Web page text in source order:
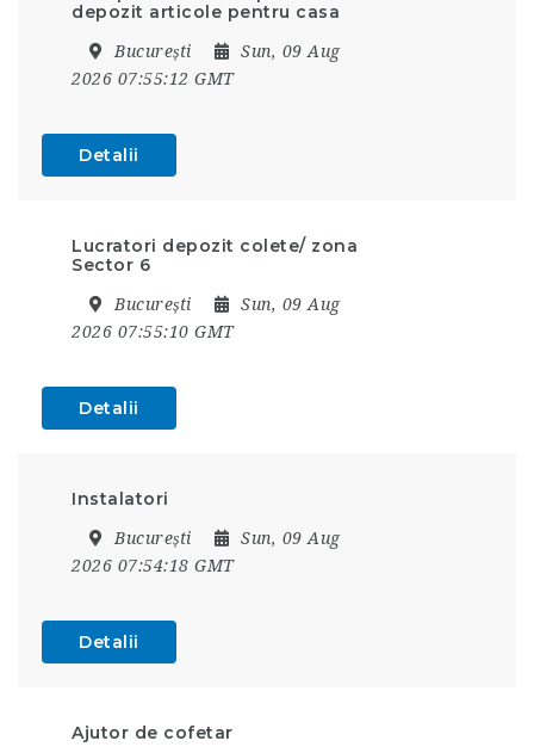
depozit articole pentru casa
București
Sun, 09 Aug
2026 07:55:12 GMT
Detalii
Lucratori depozit colete/ zona
Sector 6
București
Sun, 09 Aug
2026 07:55:10 GMT
Detalii
Instalatori
București
Sun, 09 Aug
2026 07:54:18 GMT
Detalii
Ajutor de cofetar